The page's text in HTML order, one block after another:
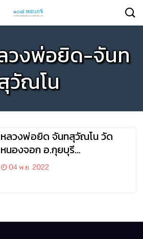
วงพ่อยิด-จันท
วัณโน
หลวงพ่อยิด จันทสุวัณโน วัด
หนองจอก อ.กุยบุรี
จ.ประจวบคีรีขันธ์
04 พ.ย. 2022